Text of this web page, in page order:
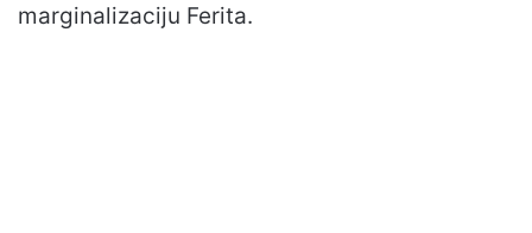
marginalizaciju Ferita.